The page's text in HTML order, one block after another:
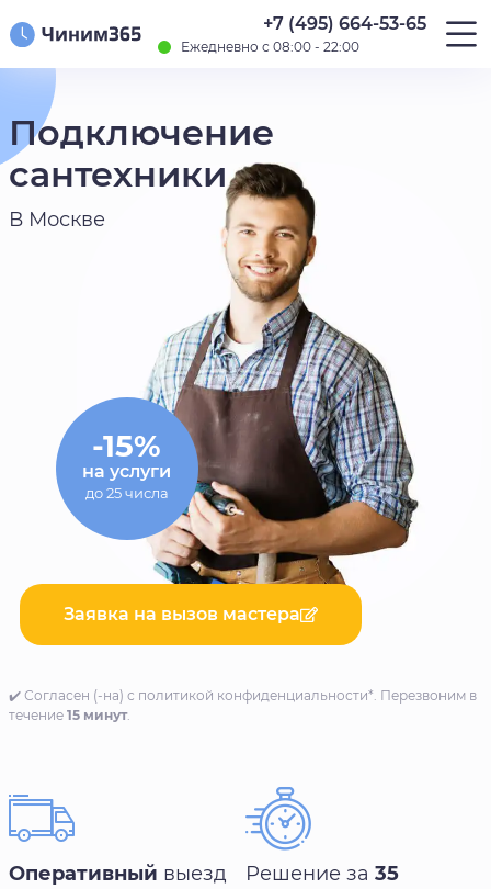
+7 (495) 664-53-65
Ежедневно с 08:00 - 22:00
Подключение
сантехники
В Москве
Заявка на вызов мастера
✔️ Согласен (-на) с политикой конфиденциальности*. Перезвоним в
течение 15 минут.
-15%
на услуги
до 25 числа
Оперативный выезд Решение за 35